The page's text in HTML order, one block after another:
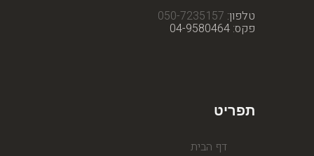
טלפון: 050-7235157
פקס: 04-9580464
תפריט
דף הבית